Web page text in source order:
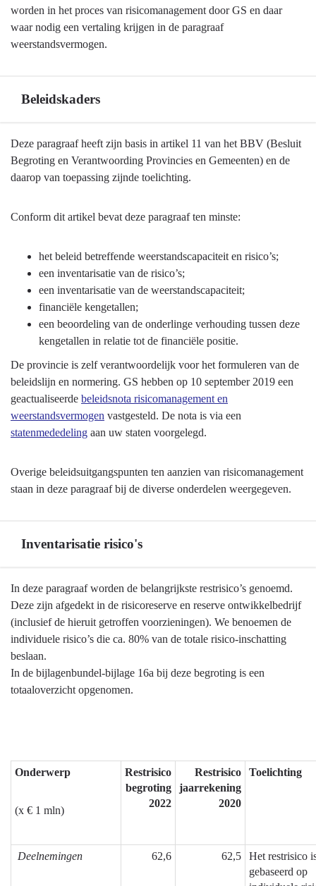
doen?
worden in het proces van risicomanagement door GS en daar
waar nodig een vertaling krijgen in de paragraaf
weerstandsvermogen.
Beleidskaders
Terug
naar
navigatie
Weerstandsvermogen
Beleidskaders
Deze paragraaf heeft zijn basis in artikel 11 van het BBV (Besluit
Begroting en Verantwoording Provincies en Gemeenten) en de
daarop van toepassing zijnde toelichting.
Conform dit artikel bevat deze paragraaf ten minste:
het beleid betreffende weerstandscapaciteit en risico’s;
een inventarisatie van de risico’s;
een inventarisatie van de weerstandscapaciteit;
financiële kengetallen;
een beoordeling van de onderlinge verhouding tussen deze
kengetallen in relatie tot de financiële positie.
De provincie is zelf verantwoordelijk voor het formuleren van de
beleidslijn en normering. GS hebben op 10 september 2019 een
geactualiseerde beleidsnota risicomanagement en
weerstandsvermogen vastgesteld. De nota is via een
statenmededeling aan uw staten voorgelegd.
Overige beleidsuitgangspunten ten aanzien van risicomanagement
staan in deze paragraaf bij de diverse onderdelen weergegeven.
Inventarisatie risico's
Terug
naar
navigatie
Weerstandsvermogen
risicobeheersing
In deze paragraaf worden de belangrijkste restrisico’s genoemd.
Deze zijn afgedekt in de risicoreserve en reserve ontwikkelbedrijf
(inclusief de hieruit getroffen voorzieningen). We benoemen de
individuele risico’s die ca. 80% van de totale risico-inschatting
beslaan.
In de bijlagenbundel-bijlage 16a bij deze begroting is een
totaaloverzicht opgenomen.
Onderwerp
(x € 1 mln)
Restrisico
begroting
2022
Restrisico
jaarrekening
2020
Toelichting
Deelnemingen 62,6 62,5
Het restrisico
gebaseerd op